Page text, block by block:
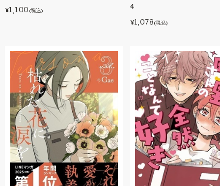
¥1,100 (税込)
4
¥1,078(税込)